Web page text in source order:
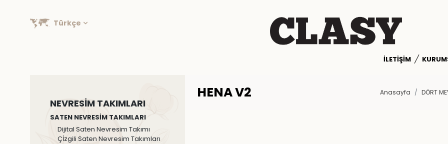
Türkçe
İLETIŞIM
NEVRESİM TAKIMLARI
SATEN NEVRESİM TAKIMLARI
Dijital Saten Nevresim Takımı
Çİzgili Saten Nevresim Takımları
HENA V2 Anasayfa DÖRT